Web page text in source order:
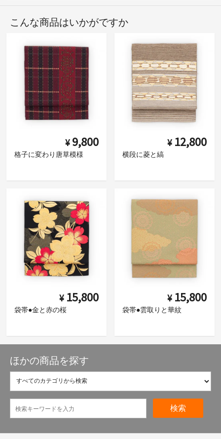
こんな商品はいかがですか
¥ 9,800
格子に変わり唐草模様
¥ 12,800
横段に菱と縞
¥ 15,800
袋帯●金と赤の桜
¥ 15,800
袋帯●雲取りと華紋
ほかの商品を探す
検索